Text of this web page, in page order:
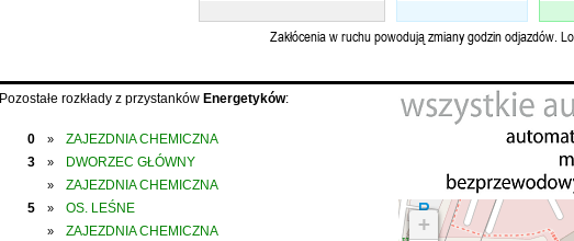
Zakłócenia w ruchu powodują zmiany godzin odjazdów.
Pozostałe rozkłady z przystanków Energetyków:
0 »
ZAJEZDNIA CHEMICZNA
3
» DWORZEC GŁÓWNY
»
ZAJEZDNIA CHEMICZNA
5
» OS. LEŚNE
»
ZAJEZDNIA CHEMICZNA
+